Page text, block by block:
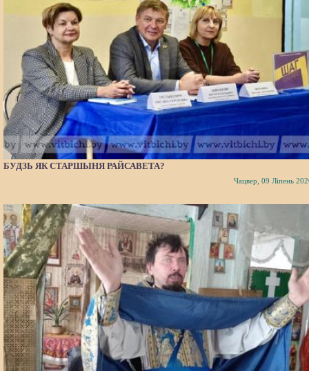
БУДЗЬ ЯК СТАРШЫНЯ РАЙСАВЕТА?
Чацвер, 09 Ліпень